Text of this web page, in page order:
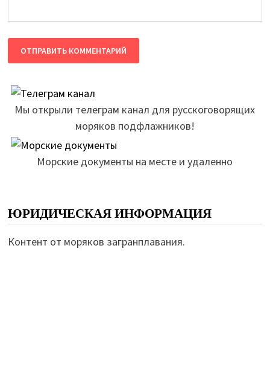
Мы открыли телеграм канал для русскоговорящих
моряков подфлажников!
Морские документы на месте и удаленно
ЮРИДИЧЕСКАЯ ИНФОРМАЦИЯ
Контент от моряков загранплавания.